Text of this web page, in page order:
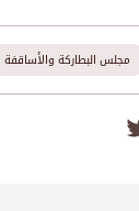
مجلس البطاركة والأساقفة